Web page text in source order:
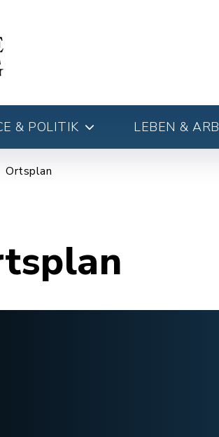
& POLITIK LEBEN &
Ortsplan